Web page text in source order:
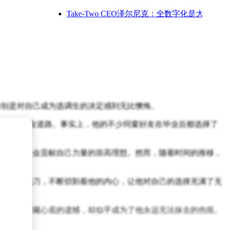
Take-Two CEO泽尔尼克：全数字化是大势，实体
是对自己成为选调生的决定感到无比懊悔。
的职业道路。事实上，他的不少同窗好友在毕业后都选择了
着为社会贡献自己力量的崇高理想。然而，随着时间的推移，
锋利的刀，不断切割着他的内心，让他对自己的选择充满了无
那份深藏心底的遗憾，却似乎成为了他永远无法抹去的伤痕。